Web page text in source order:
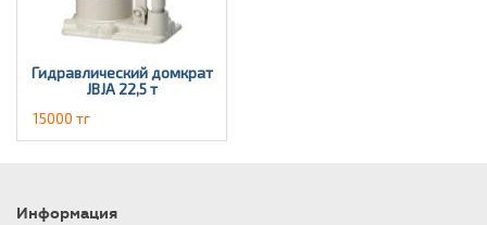
Гидравлический домкрат
JBJА 22,5 т
15000 тг
Информация